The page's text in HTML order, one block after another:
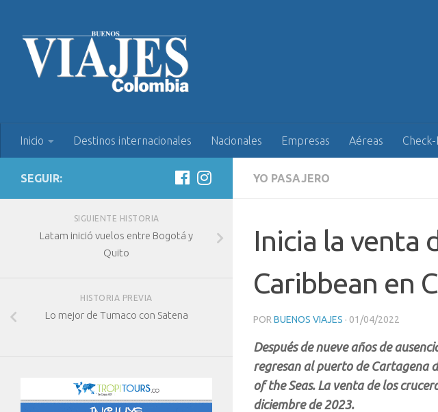
Inicio Destinos internacionales Nacionales Empresas Aéreas Check-
YO PASAJERO
Inicia la venta
Caribbean en
POR BUENOS VIAJES · 01/04/2022
Después de nueve años de
regresan al puerto de Cartagena
of the Seas. La venta de los
diciembre de 2023.
SEGUIR:
SIGUIENTE HISTORIA
Latam inició vuelos entre Bogotá y
Quito
HISTORIA PREVIA
Lo mejor de Tumaco con Satena